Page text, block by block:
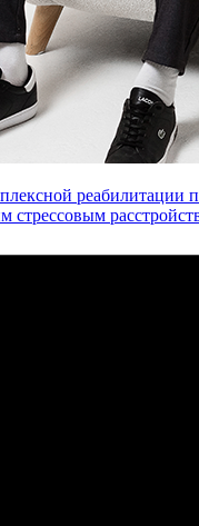
реабилитации
стрессовым